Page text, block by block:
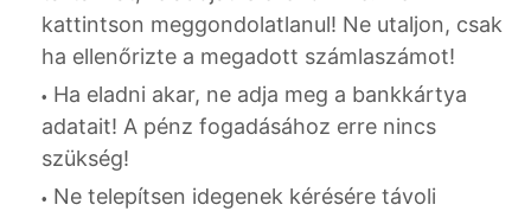
kattintson meggondolatlanul! Ne utaljon, csak
ha ellenőrizte a megadott számlaszámot!
Ha eladni akar, ne adja meg a bankkártya
adatait! A pénz fogadásához erre nincs
szükség!
Ne telepítsen idegenek kérésére távoli